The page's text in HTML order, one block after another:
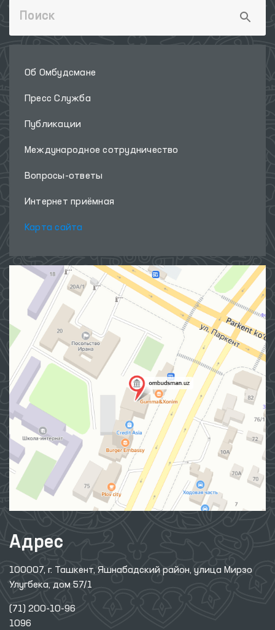
Об Омбудсмане
Пресс Служба
Публикации
Международное сотрудничество
Вопросы-ответы
Интернет приёмная
Карта сайта
Адрес
100007, г. Ташкент, Яшнабадский район, улица Мирзо
Улугбека, дом 57/1
(71) 200-10-96
1096